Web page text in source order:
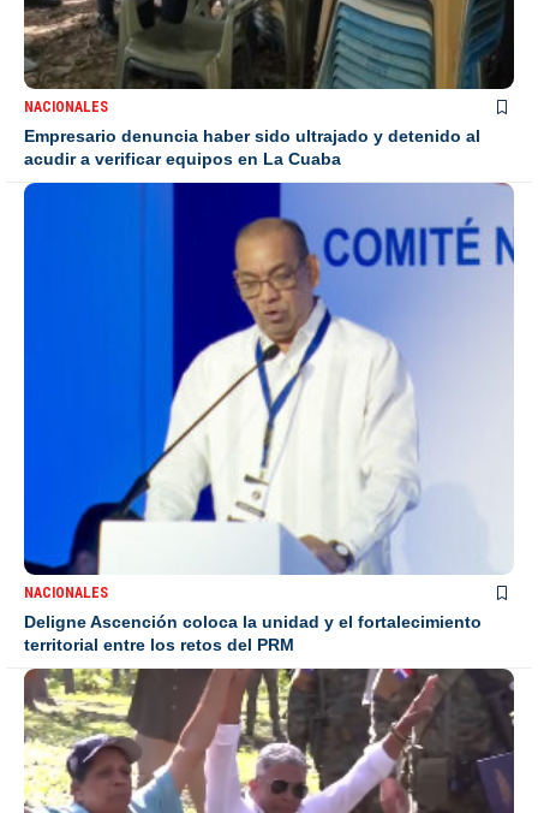
NACIONALES
Empresario denuncia haber sido ultrajado y detenido al
acudir a verificar equipos en La Cuaba
NACIONALES
Deligne Ascención coloca la unidad y el fortalecimiento
territorial entre los retos del PRM